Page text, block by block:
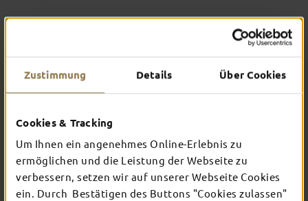
Zustimmung Details Über Cookies
Cookies & Tracking
Um Ihnen ein angenehmes Online-Erlebnis zu
ermöglichen und die Leistung der Webseite zu
verbessern, setzen wir auf unserer Webseite Cookies
ein. Durch Bestätigen des Buttons "Cookies zulassen"
TOP-EVENTS